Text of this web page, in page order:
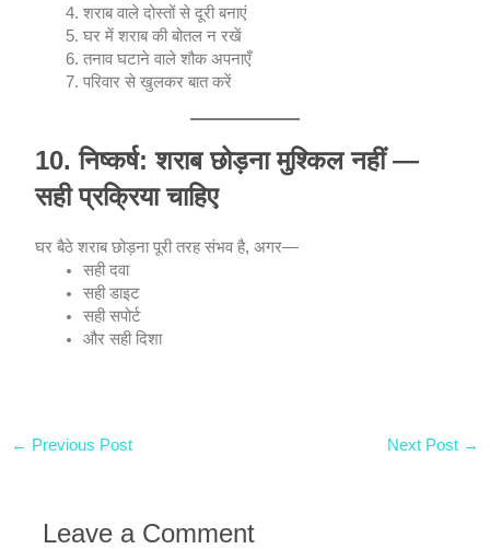
शराब वाले दोस्तों से दूरी बनाएं
घर में शराब की बोतल न रखें
तनाव घटाने वाले शौक अपनाएँ
परिवार से खुलकर बात करें
10. निष्कर्ष: शराब छोड़ना मुश्किल नहीं —
सही प्रक्रिया चाहिए
घर बैठे शराब छोड़ना पूरी तरह संभव है, अगर—
सही दवा
सही डाइट
सही सपोर्ट
और सही दिशा
← Previous Post Next Post →
Leave a Comment